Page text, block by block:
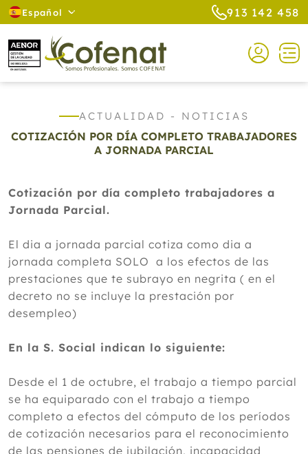
Español 913 142 458
ACTUALIDAD - NOTICIAS
COTIZACIÓN POR DÍA COMPLETO TRABAJADORES
A JORNADA PARCIAL
Cotización por día completo trabajadores a
Jornada Parcial.
El dia a jornada parcial cotiza como dia a
jornada completa SOLO a los efectos de las
prestaciones que te subrayo en negrita ( en el
decreto no se incluye la prestación por
desempleo)
En la S. Social indican lo siguiente:
Desde el 1 de octubre, el trabajo a tiempo parcial
se ha equiparado con el trabajo a tiempo
completo a efectos del cómputo de los períodos
de cotización necesarios para el reconocimiento
de las pensiones de jubilación, incapacidad